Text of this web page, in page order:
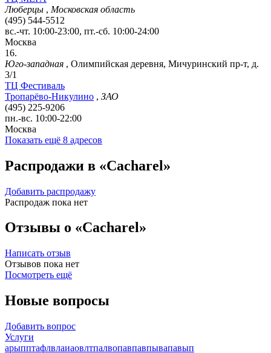
Люберцы , Московская область
(495) 544-5512
вс.-чт. 10:00-23:00, пт.-сб. 10:00-24:00
Москва
16.
Юго-западная , Олимпийская деревня, Мичуринский пр-т, д.
3/1
ТЦ Фестиваль
Тропарёво-Никулино , ЗАО
(495) 225-9206
пн.-вс. 10:00-22:00
Москва
Показать ещё 8 адресов
Распродажи в «Cacharel»
Добавить распродажу
Распродаж пока нет
Отзывы о «Cacharel»
Написать отзыв
Отзывов пока нет
Посмотреть ещё
Новые вопросы
Добавить вопрос
Услуги
арыпптафлвлаиаовлтпалвопавпавпывапавып